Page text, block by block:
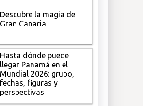
Descubre la magia de
Gran Canaria
Hasta dónde puede
llegar Panamá en el
Mundial 2026: grupo,
fechas, figuras y
perspectivas